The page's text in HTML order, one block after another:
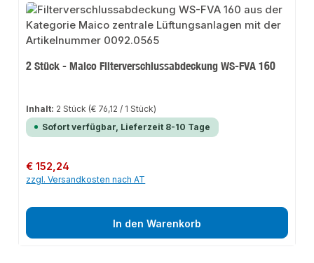
2 Stück - Maico Filterverschlussabdeckung WS-FVA 160
Inhalt: 2 Stück (€ 76,12 / 1 Stück)
Sofort verfügbar, Lieferzeit 8-10 Tage
Regulärer Preis:
€ 152,24
zzgl. Versandkosten nach AT
In den Warenkorb